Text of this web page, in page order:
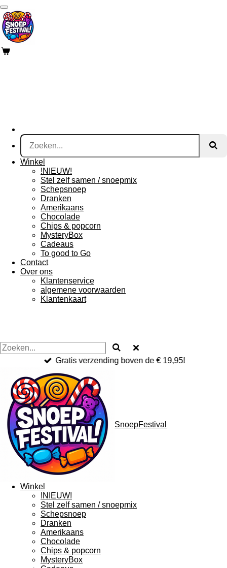
Ga
direct
naar
de
hoofdinhoud
Winkel
!NIEUW!
Stel zelf samen / snoepmix
Schepsnoep
Dranken
Amerikaans
Chocolade
Chips & popcorn
MysteryBox
Cadeaus
To good to Go
Contact
Over ons
Klantenservice
algemene voorwaarden
Klantenkaart
Gratis verzending boven de € 19,95!
SnoepFestival
Winkel
!NIEUW!
Stel zelf samen / snoepmix
Schepsnoep
Dranken
Amerikaans
Chocolade
Chips & popcorn
MysteryBox